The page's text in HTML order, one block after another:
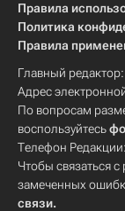
Правила
Политика
Правила
Главный редактор:
Адрес
По вопросам
воспользуйтесь
Телефон Редакции:
Чтобы связаться
замеченных
связи.